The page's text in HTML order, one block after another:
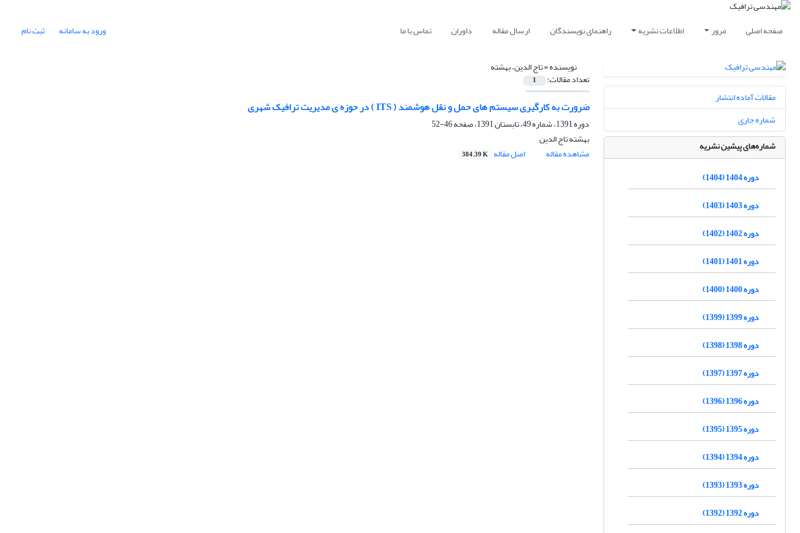
صفحه اصلی مرور اطلاعات نشریه راهنمای نویسندگان ارسال مقاله داوران تماس با ما ورود به سامانه ثبت نام
نویسنده =تاج الدین، بهشته
تعداد مقالات: 1
ضرورت به کارگیری سیستم های حمل و نقل هوشمند ( ITS ) در حوزه ی مدیریت ترافیک شهری
دوره 1391، شماره 49، تابستان 1391، صفحه
46-52
بهشته تاج الدین
مشاهده مقاله
اصل مقاله 384.39 K
مقالات آماده انتشار
شماره جاری
شماره‌های پیشین نشریه
دوره 1404 (1404)
دوره 1403 (1403)
دوره 1402 (1402)
دوره 1401 (1401)
دوره 1400 (1400)
دوره 1399 (1399)
دوره 1398 (1398)
دوره 1397 (1397)
دوره 1396 (1396)
دوره 1395 (1395)
دوره 1394 (1394)
دوره 1393 (1393)
دوره 1392 (1392)